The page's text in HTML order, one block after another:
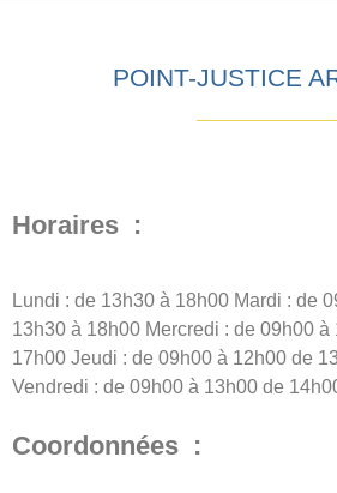
POINT-JUSTICE
Horaires :
Lundi : de 13h30 à 18h00 Mardi : de
13h30 à 18h00 Mercredi : de 09h00 à
17h00 Jeudi : de 09h00 à 12h00 de
Vendredi : de 09h00 à 13h00 de
Coordonnées :